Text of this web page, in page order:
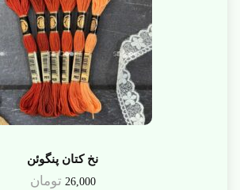
نخ کتان پنگوئن
26,000 تومان